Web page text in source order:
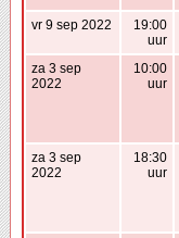
vr 9 sep 2022
19:00
uur
za 3 sep
2022
10:00
uur
za 3 sep
2022
18:30
uur